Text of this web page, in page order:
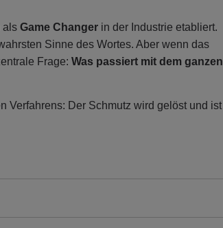
als Game Changer in der Industrie etabliert.
Sinne des Wortes. Aber wenn das
Frage: Was passiert mit dem ganzen
Verfahrens: Der Schmutz wird gelöst und ist